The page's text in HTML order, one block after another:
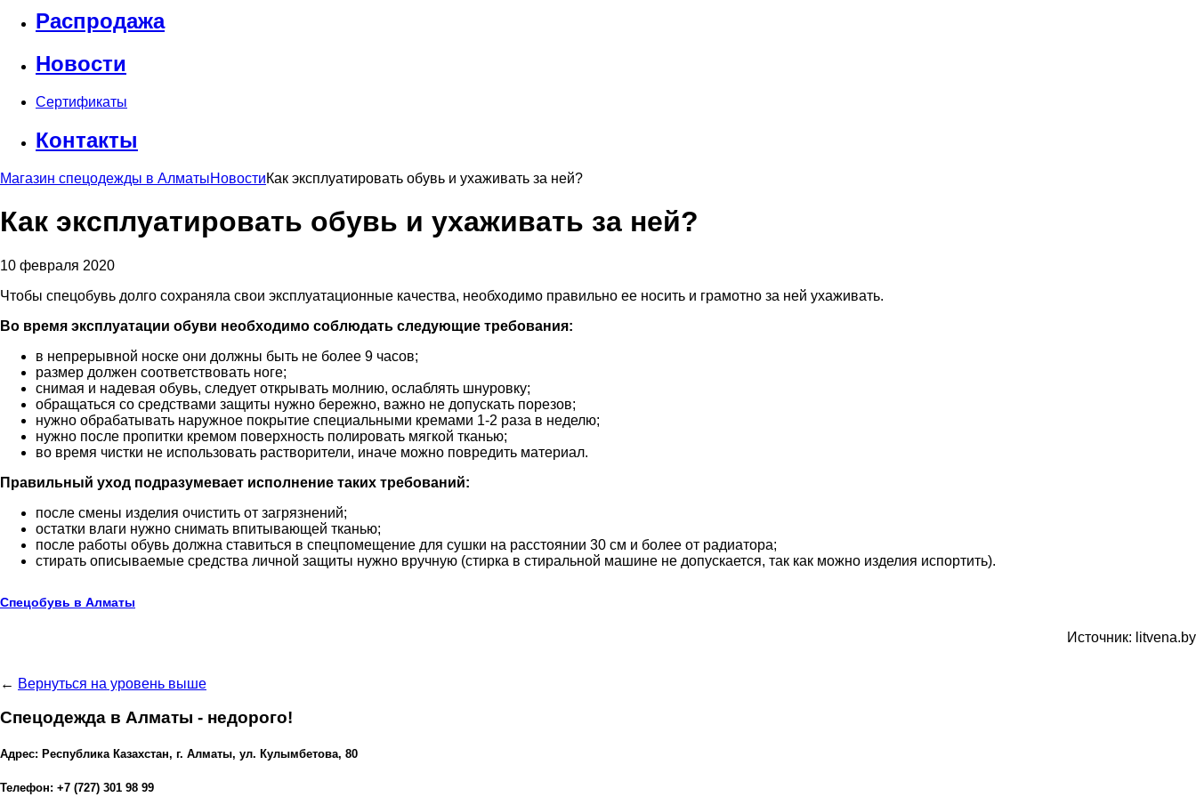
Распродажа
Новости
Сертификаты
Контакты
Магазин спецодежды в АлматыНовостиКак эксплуатировать обувь и ухаживать за ней?
Как эксплуатировать обувь и ухаживать за ней?
10 февраля 2020
Чтобы спецобувь долго сохраняла свои эксплуатационные качества, необходимо правильно ее носить и грамотно за ней ухаживать.
Во время эксплуатации обуви необходимо соблюдать следующие требования:
в непрерывной носке они должны быть не более 9 часов;
размер должен соответствовать ноге;
снимая и надевая обувь, следует открывать молнию, ослаблять шнуровку;
обращаться со средствами защиты нужно бережно, важно не допускать порезов;
нужно обрабатывать наружное покрытие специальными кремами 1-2 раза в неделю;
нужно после пропитки кремом поверхность полировать мягкой тканью;
во время чистки не использовать растворители, иначе можно повредить материал.
Правильный уход подразумевает исполнение таких требований:
после смены изделия очистить от загрязнений;
остатки влаги нужно снимать впитывающей тканью;
после работы обувь должна ставиться в спецпомещение для сушки на расстоянии 30 см и более от радиатора;
стирать описываемые средства личной защиты нужно вручную (стирка в стиральной машине не допускается, так как можно изделия испортить).
Спецобувь в Алматы
Источник: litvena.by
← Вернуться на уровень выше
Спецодежда в Алматы - недорого!
Адрес: Республика Казахстан, г. Алматы, ул. Кулымбетова, 80
Телефон: +7 (727) 301 98 99